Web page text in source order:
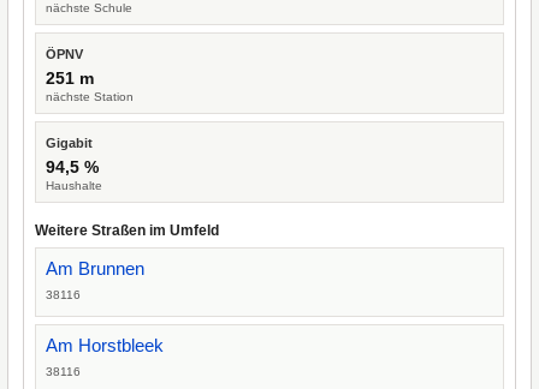
nächste Schule
ÖPNV
251 m
nächste Station
Gigabit
94,5 %
Haushalte
Weitere Straßen im Umfeld
Am Brunnen
38116
Am Horstbleek
38116